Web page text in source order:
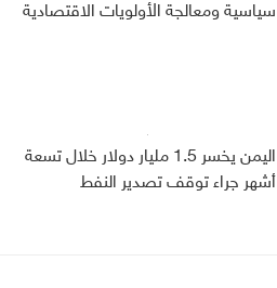
سياسية ومعالجة الأولويات الاقتصادية
اليمن يخسر 1.5 مليار دولار خلال تسعة
أشهر جراء توقف تصدير النفط